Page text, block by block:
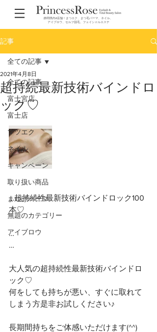
静岡県内4店舗！まつエク、まつ毛パーマ、ネイル、
アイブロウ、セルフ脱毛、フェイシャルエステ
記事
全ての記事
富士宮店
富士店
マツエク
ネイル
キャンペーン
取り扱い商品
まつげパーマ
無題のカテゴリー
アイブロウ
全ての記事
超持続最新技術バインドロ
ック♡
2021年4月8日
…超持続性最新技術バインドロック100
本♡
…
…
大人気の超持続性最新技術バインドロ
ック♡
何をしても持ちが悪い、すぐに取れて
しまう方是非お試しください♪
長期間持ちをご体感いただけます(^^)